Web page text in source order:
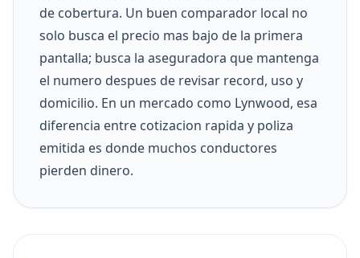
de cobertura. Un buen comparador local no
solo busca el precio mas bajo de la primera
pantalla; busca la aseguradora que mantenga
el numero despues de revisar record, uso y
domicilio. En un mercado como Lynwood, esa
diferencia entre cotizacion rapida y poliza
emitida es donde muchos conductores
pierden dinero.